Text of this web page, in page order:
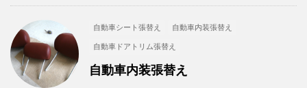
自動車シート張替え 自動車内装張替え
自動車ドアトリム張替え
自動車内装張替え